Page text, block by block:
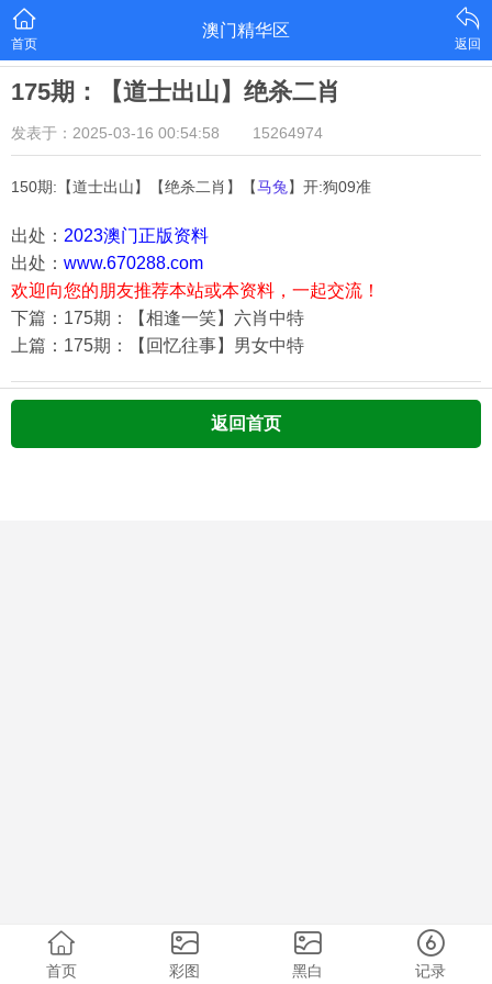
首页
澳门精华区
返回
175期：【道士出山】绝杀二肖
发表于：2025-03-16 00:54:58 15264974
150期:【道士出山】【绝杀二肖】【马兔 】开:狗09准
出处： 2023澳门正版资料
出处： www.670288.com
欢迎向您的朋友推荐本站或本资料，一起交流！
下篇：175期：【相逢一笑】六肖中特
上篇：175期：【回忆往事】男女中特
返回首页
首页 彩图 黑白 记录